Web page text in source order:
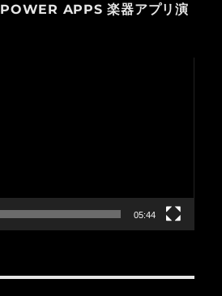
APPS 楽器アプリ演
05:44